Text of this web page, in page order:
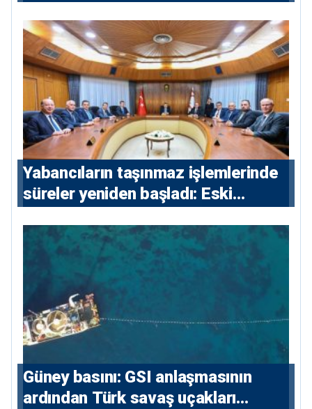
Yabancıların taşınmaz işlemlerinde
süreler yeniden başladı: Eski
konutlara 36 ay
Güney basını: ⁠GSI anlaşmasının
ardından Türk savaş uçakları